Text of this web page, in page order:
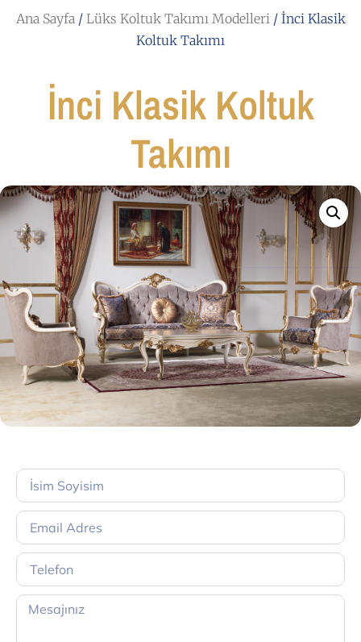
Ana Sayfa/ Lüks Koltuk Takımı Modelleri/ İnci Klasik
Koltuk Takımı
İnci Klasik Koltuk
Takımı